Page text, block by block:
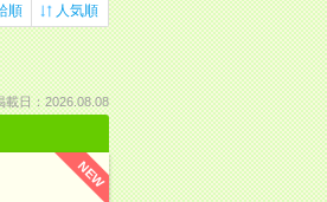
順 人気順
載日：2026.08.08
NEW